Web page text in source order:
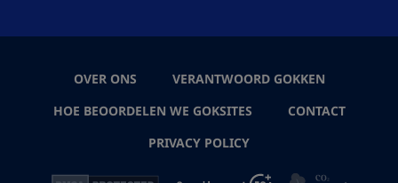
OVER ONS
VERANTWOORD GOKKEN
HOE BEOORDELEN WE GOKSITES
CONTACT
PRIVACY POLICY